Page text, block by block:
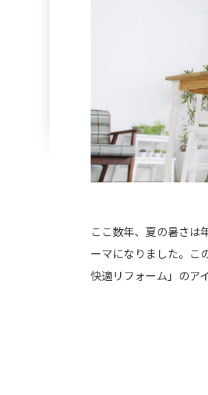
ここ数年、夏の暑さ
ーマになりました。こ
快適リフォーム」のア